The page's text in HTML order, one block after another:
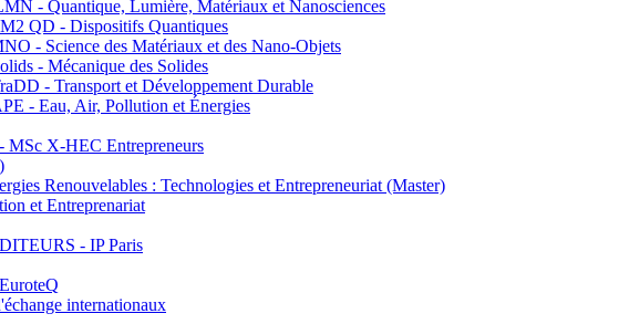
- Quantique, Lumière, Matériaux et Nanosciences
QD - Dispositifs Quantiques
- Science des Matériaux et des Nano-Objets
- Mécanique des Solides
- Transport et Développement Durable
- Eau, Air, Pollution et Énergies
MSc X-HEC Entrepreneurs
Renouvelables : Technologies et Entrepreneuriat (Master)
et Entreprenariat
- IP Paris
internationaux